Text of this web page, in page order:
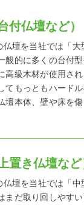
付仏壇など）
壇を当社では「
般的に多くの台付
高級木材が使用さ
てもっともハード
壇本体、壁や床を
置き仏壇など
壇を当社では「
まだ取り回しやす